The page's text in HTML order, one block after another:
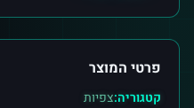
פרטי המוצר
קטגוריה:צפיות